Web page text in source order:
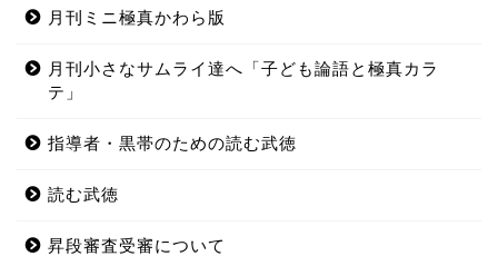
月刊ミニ極真かわら版
月刊小さなサムライ達へ「子ども論語と極真カラ
テ」
指導者・黒帯のための読む武徳
読む武徳
昇段審査受審について